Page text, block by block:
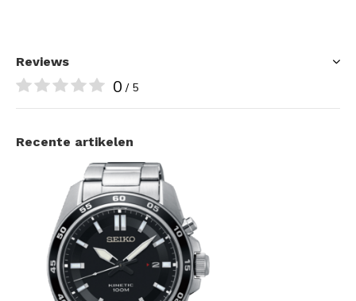
Reviews
0 / 5
Recente artikelen